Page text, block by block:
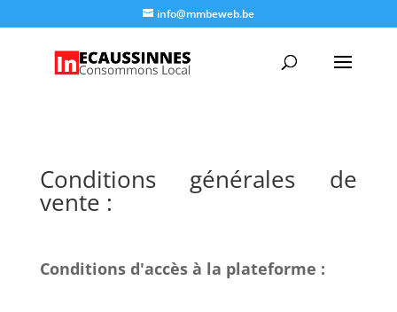
info@mmbeweb.be
Conditions générales de
vente :
Conditions d'accès à la plateforme :